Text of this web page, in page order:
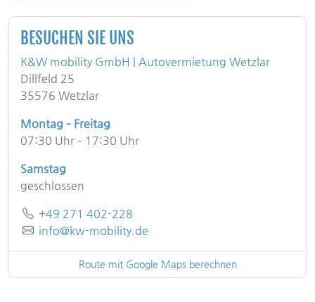
BESUCHEN SIE UNS
K&W mobility GmbH | Autovermietung Wetzlar
Dillfeld 25
35576 Wetzlar
Montag – Freitag
07:30 Uhr – 17:30 Uhr
Samstag
geschlossen
Telefon
+49 271 402-228
E-Mail
info@kw-mobility.de
Route mit Google Maps berechnen